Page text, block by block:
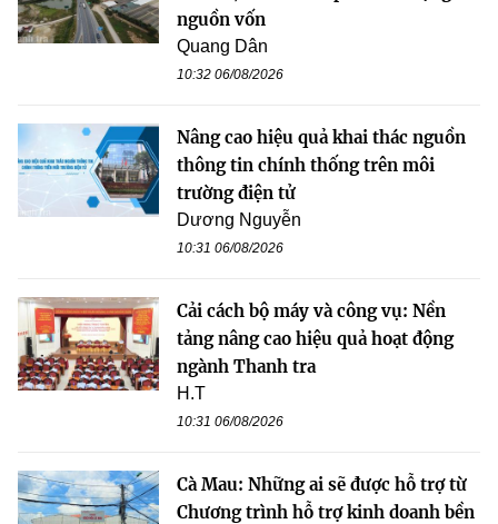
nguồn vốn
Quang Dân
10:32 06/08/2026
Nâng cao hiệu quả khai thác nguồn
thông tin chính thống trên môi
trường điện tử
Dương Nguyễn
10:31 06/08/2026
Cải cách bộ máy và công vụ: Nền
tảng nâng cao hiệu quả hoạt động
ngành Thanh tra
H.T
10:31 06/08/2026
Cà Mau: Những ai sẽ được hỗ trợ từ
Chương trình hỗ trợ kinh doanh bền